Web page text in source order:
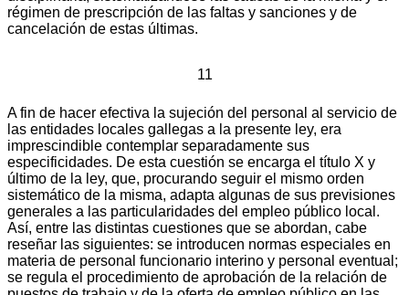
régimen de prescripción de las faltas y sanciones y de
cancelación de estas últimas.
11
A fin de hacer efectiva la sujeción del personal al servicio de
las entidades locales gallegas a la presente ley, era
imprescindible contemplar separadamente sus
especificidades. De esta cuestión se encarga el título X y
último de la ley, que, procurando seguir el mismo orden
sistemático de la misma, adapta algunas de sus previsiones
generales a las particularidades del empleo público local.
Así, entre las distintas cuestiones que se abordan, cabe
reseñar las siguientes: se introducen normas especiales en
materia de personal funcionario interino y personal eventual;
se regula el procedimiento de aprobación de la relación de